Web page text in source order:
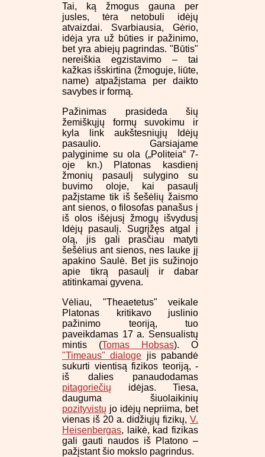
Tai, ką žmogus gauna per
jusles, tėra netobuli idėjų
atvaizdai. Svarbiausia, Gėrio,
idėja yra už būties ir pažinimo,
bet yra abiejų pagrindas. "Būtis"
nereiškia egzistavimo – tai
kažkas išskirtina (žmoguje, liūte,
name) atpažįstama per daikto
savybes ir formą.
Pažinimas prasideda šių
žemiškųjų formų suvokimu ir
kyla link aukštesniųjų Idėjų
pasaulio. Garsiajame
palyginime su ola („Politeia“ 7-
oje kn.) Platonas kasdienį
žmonių pasaulį sulygino su
buvimo oloje, kai pasaulį
pažįstame tik iš šešėlių žaismo
ant sienos, o filosofas panašus į
iš olos išėjusį žmogų išvydusį
Idėjų pasaulį. Sugrįžęs atgal į
olą, jis gali prasčiau matyti
šešėlius ant sienos, nes lauke jį
apakino Saulė. Bet jis sužinojo
apie tikrą pasaulį ir dabar
atitinkamai gyvena.
Vėliau, "Theaetetus" veikale
Platonas kritikavo juslinio
pažinimo teoriją, tuo
paveikdamas 17 a. Sensualistų
mintis (Tomas Hobsas). O
"Timeaus" dialoge jis pabandė
sukurti vientisą fizikos teoriją, -
iš dalies panaudodamas
pitagoriečių idėjas. Tiesa,
dauguma šiuolaikinių
pozityvistų jo idėjų nepriima, bet
vienas iš 20 a. didžiųjų fizikų, V.
Heisenbergas, laikė, kad fizikas
gali gauti naudos iš Platono –
pažįstant šio mokslo pagrindus.